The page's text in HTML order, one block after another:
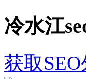
冷水江
获取